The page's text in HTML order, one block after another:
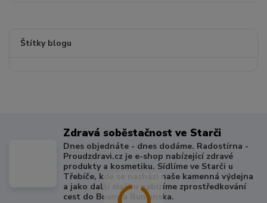
Štítky blogu
Zdravá soběstačnost ve Starči
Dnes objednáte - dnes dodáme. Radostírna -
Proudzdravi.cz je e-shop nabízející zdravé
produkty a kosmetiku. Sídlíme ve Starči u
Třebíče, kde se nachází naše kamenná výdejna
a jako další službu nabízíme zprostředkování
cest do Bosny a Rumunska.